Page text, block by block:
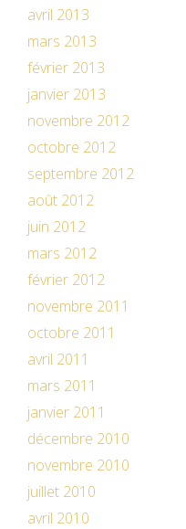
avril 2013
mars 2013
février 2013
janvier 2013
novembre 2012
octobre 2012
septembre 2012
août 2012
juin 2012
mars 2012
février 2012
novembre 2011
octobre 2011
avril 2011
mars 2011
janvier 2011
décembre 2010
novembre 2010
juillet 2010
avril 2010